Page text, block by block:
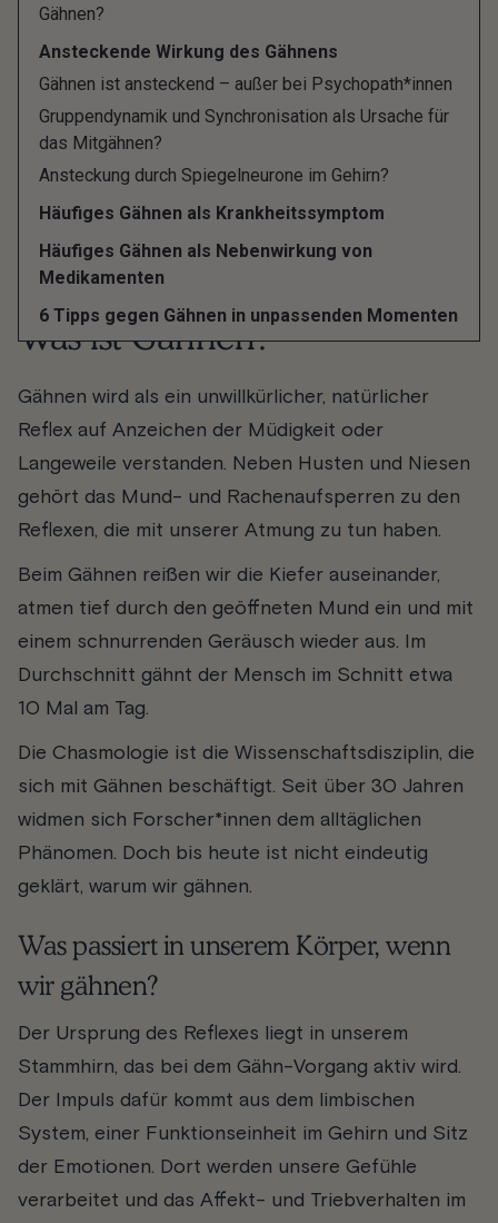
Gähnen?
Ansteckende Wirkung des Gähnens
Gähnen ist ansteckend – außer bei Psychopath*innen
Gruppendynamik und Synchronisation als Ursache für
das Mitgähnen?
Ansteckung durch Spiegelneurone im Gehirn?
Häufiges Gähnen als Krankheitssymptom
Häufiges Gähnen als Nebenwirkung von
Medikamenten
6 Tipps gegen Gähnen in unpassenden Momenten
Gedanke daran oder das Lesen des Wortes kann
ein Gähnen bei uns auslösen. Doch welche Gründe
und Funktionen sich hinter dem Phänomen
verbergen, darüber sind sich Forscher*innen
immer noch nicht im Klaren.
Erklärungsansätze es dazu gibt und wann Gähnen
als Krankheitssymptom gilt, erfährst Du hier.
Was ist Gähnen?
Gähnen wird als ein unwillkürlicher, natürlicher
Reflex auf Anzeichen der Müdigkeit oder
Langeweile verstanden. Neben Husten und Niesen
gehört das Mund- und Rachenaufsperren zu den
Reflexen, die mit unserer Atmung zu tun haben.
Beim Gähnen reißen wir die Kiefer auseinander,
atmen tief durch den geöffneten Mund ein und mit
einem schnurrenden Geräusch wieder aus. Im
Durchschnitt gähnt der Mensch im Schnitt etwa
10 Mal am Tag.
Die Chasmologie ist die Wissenschaftsdisziplin, die
sich mit Gähnen beschäftigt. Seit über 30 Jahren
widmen sich Forscher*innen dem alltäglichen
Phänomen. Doch bis heute ist nicht eindeutig
geklärt, warum wir gähnen.
Was passiert in unserem Körper, wenn
wir gähnen?
Der Ursprung des Reflexes liegt in unserem
Stammhirn, das bei dem Gähn-Vorgang aktiv wird.
Der Impuls dafür kommt aus dem limbischen
System, einer Funktionseinheit im Gehirn und Sitz
der Emotionen. Dort werden unsere Gefühle
verarbeitet und das Affekt- und Triebverhalten im